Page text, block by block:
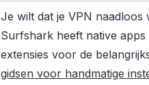
Je wilt dat je VPN
Surfshark heeft native
extensies voor de
gidsen voor handmatige